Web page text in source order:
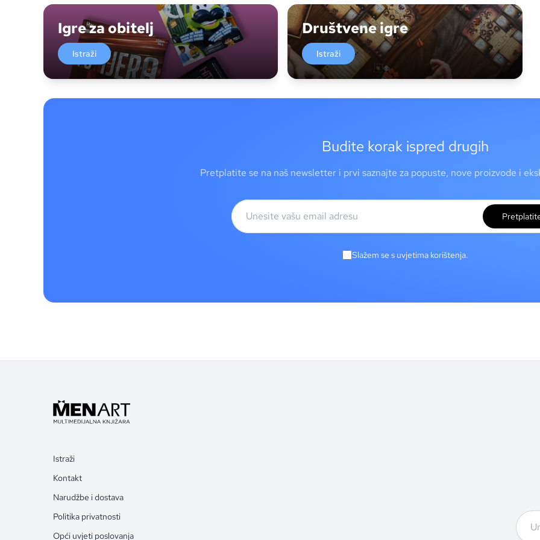
Igre za obitelj
Istraži
Društvene igre
Istraži
Budite korak ispred drugih
Pretplatite se na naš newsletter i prvi saznajte za popuste, nove proizvode i
Slažem se s uvjetima korištenja.
Istraži
Kontakt
Narudžbe i dostava
Politika privatnosti
Opći uvjeti poslovanja